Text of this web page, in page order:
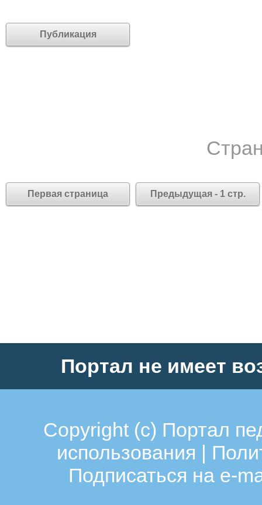
Публикация
Первая страница Предыдущая - 1 стр.
Портал не имеет
Copyright (c) Портал
использования |
Подписаться на e-